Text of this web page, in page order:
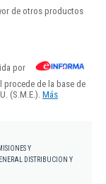
de otros productos
por
procede de la base de
(S.M.E.). Más
Y
DISTRIBUCION Y